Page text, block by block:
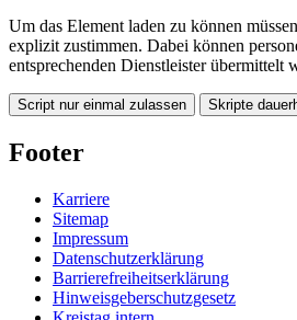
Um das Element laden zu können
explizit zustimmen. Dabei können
entsprechenden Dienstleister übermittelt
Script nur einmal zulassen Skripte
Footer
Karriere
Sitemap
Impressum
Datenschutzerklärung
Barrierefreiheitserklärung
Hinweisgeberschutzgesetz